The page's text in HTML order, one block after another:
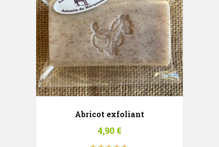
Abricot exfoliant
4,90 €